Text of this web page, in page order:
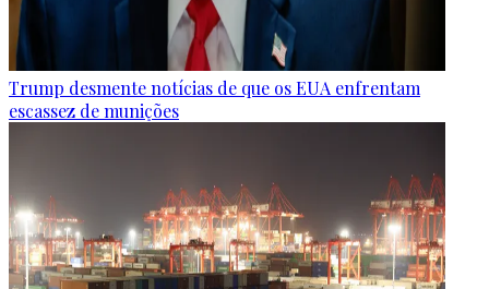
Trump desmente notícias de que os EUA enfrentam
escassez de munições